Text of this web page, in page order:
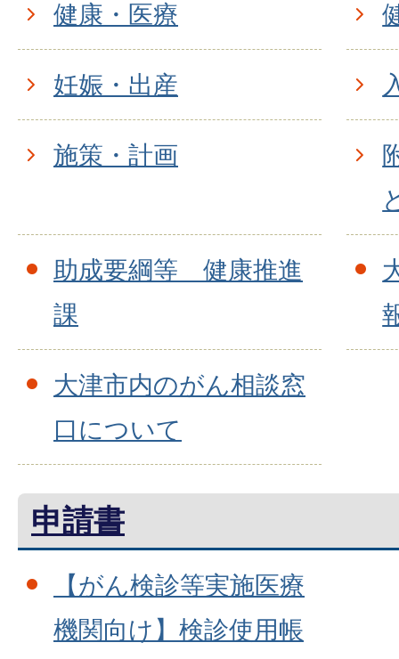
健康・医療
妊娠・出産
施策・計画
助成要綱等 健康推進
課
大津市内のがん相談窓
口について
申請書
【がん検診等実施医療
機関向け】検診使用帳